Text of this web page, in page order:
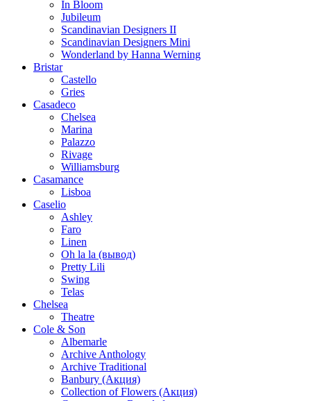
In Bloom
Jubileum
Scandinavian Designers II
Scandinavian Designers Mini
Wonderland by Hanna Werning
Bristar
Castello
Gries
Casadeco
Chelsea
Marina
Palazzo
Rivage
Williamsburg
Casamance
Lisboa
Caselio
Ashley
Faro
Linen
Oh la la (вывод)
Pretty Lili
Swing
Telas
Chelsea
Theatre
Cole & Son
Albemarle
Archive Anthology
Archive Traditional
Banbury (Акция)
Collection of Flowers (Акция)